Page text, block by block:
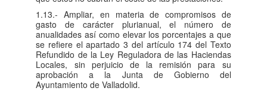
1.13.- Ampliar, en materia de compromisos de
gasto de carácter plurianual, el número de
anualidades así como elevar los porcentajes a que
se refiere el apartado 3 del artículo 174 del Texto
Refundido de la Ley Reguladora de las Haciendas
Locales, sin perjuicio de la remisión para su
aprobación a la Junta de Gobierno del
Ayuntamiento de Valladolid.